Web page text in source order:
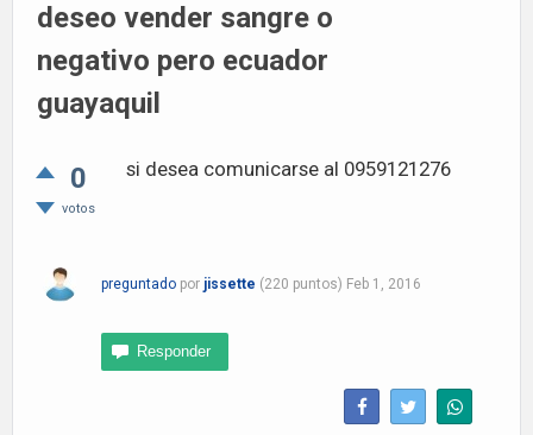
deseo vender sangre o
negativo pero ecuador
guayaquil
0
votos
si desea comunicarse al 0959121276
preguntado por jissette (220 puntos) Feb 1, 2016